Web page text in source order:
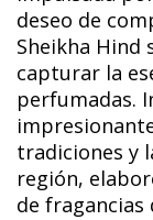
deseo de
Sheikha Hind
capturar la
perfumadas.
tradiciones y
región,
de fragancias